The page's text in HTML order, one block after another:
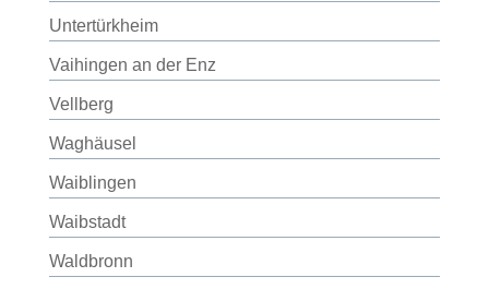
Untertürkheim
Vaihingen an der Enz
Vellberg
Waghäusel
Waiblingen
Waibstadt
Waldbronn